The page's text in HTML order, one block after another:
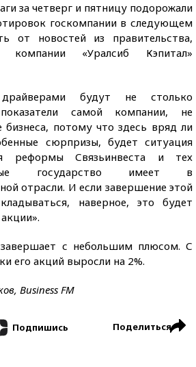
за четверг и пятницу подорожали
госкомпании в следующем
от новостей из правительства,
компании «Уралсиб Кэпитал»
будут не столько
самой компании, не
бизнеса, потому что здесь вряд ли
сюрпризы, будет ситуация
реформы Связьинвеста и тех
государство имеет в
отрасли. И если завершение этой
наверное, это будет
завершает с небольшим плюсом. С
его акций выросли на 2%.
Business FM
Подпишись Поделиться